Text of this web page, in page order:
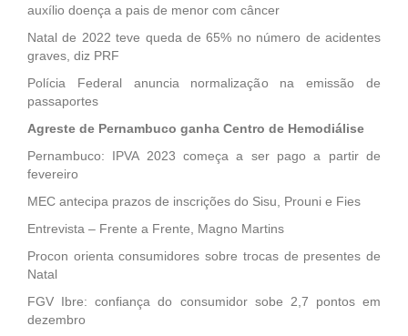
auxílio doença a pais de menor com câncer
Natal de 2022 teve queda de 65% no número de acidentes
graves, diz PRF
Polícia Federal anuncia normalização na emissão de
passaportes
Agreste de Pernambuco ganha Centro de Hemodiálise
Pernambuco: IPVA 2023 começa a ser pago a partir de
fevereiro
MEC antecipa prazos de inscrições do Sisu, Prouni e Fies
Entrevista – Frente a Frente, Magno Martins
Procon orienta consumidores sobre trocas de presentes de
Natal
FGV Ibre: confiança do consumidor sobe 2,7 pontos em
dezembro